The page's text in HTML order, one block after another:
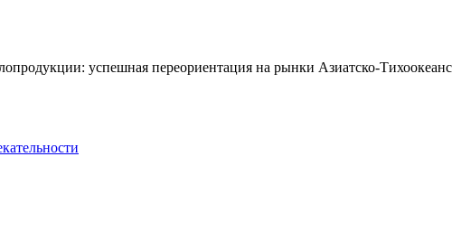
успешная переориентация на рынки Азиатско-